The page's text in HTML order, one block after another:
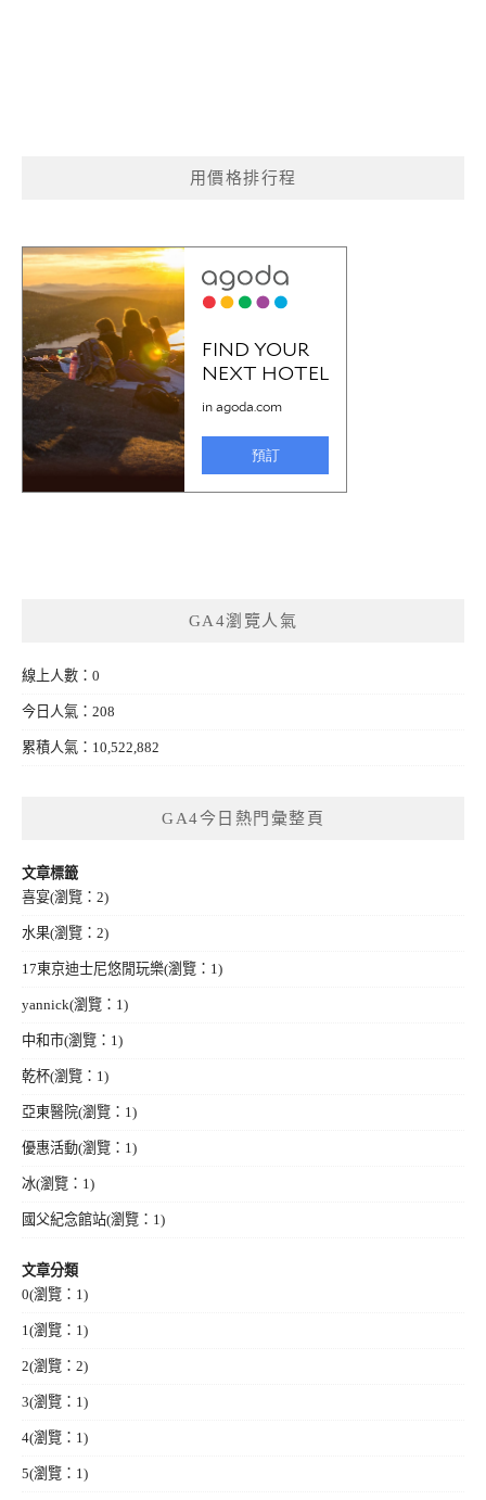
用價格排行程
GA4瀏覽人氣
線上人數：0
今日人氣：208
累積人氣：10,522,882
GA4今日熱門彙整頁
文章標籤
喜宴(瀏覽：2)
水果(瀏覽：2)
17東京迪士尼悠閒玩樂(瀏覽：1)
yannick(瀏覽：1)
中和市(瀏覽：1)
乾杯(瀏覽：1)
亞東醫院(瀏覽：1)
優惠活動(瀏覽：1)
冰(瀏覽：1)
國父紀念館站(瀏覽：1)
文章分類
0(瀏覽：1)
1(瀏覽：1)
2(瀏覽：2)
3(瀏覽：1)
4(瀏覽：1)
5(瀏覽：1)